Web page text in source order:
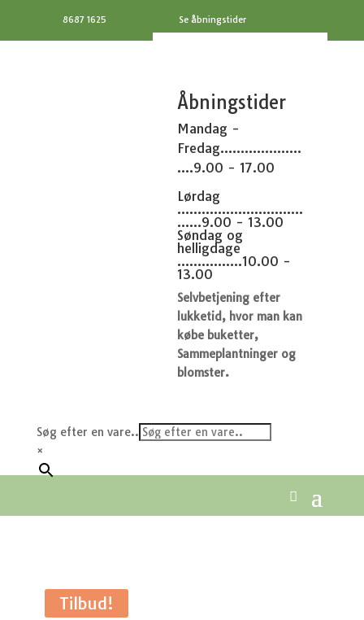
8687 1625 Se åbningstider
Åbningstider
Mandag -
Fredag....................
....9.00 - 17.00
Lørdag
...............................
......9.00 - 13.00
Søndag og
helligdage
................10.00 -
13.00
Selvbetjening efter
lukketid, hvor man kan
købe buketter,
Sammeplantninger og
blomster.
Søg efter en vare..
×
Tilbud!